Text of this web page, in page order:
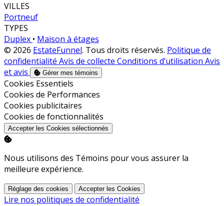
VILLES
Portneuf
TYPES
Duplex • Maison à étages
© 2026 EstateFunnel. Tous droits réservés. Politique de
confidentialité Avis de collecte Conditions d’utilisation Avis
et avis
Gérer mes témoins
Activer
Cookies Essentiels
Activer
Cookies de Performances
Activer
Cookies publicitaires
Activer
Cookies de fonctionnalités
Accepter les Cookies sélectionnés
Nous utilisons des Témoins pour vous assurer la
meilleure expérience.
Réglage des cookies Accepter les Cookies
Lire nos politiques de confidentialité